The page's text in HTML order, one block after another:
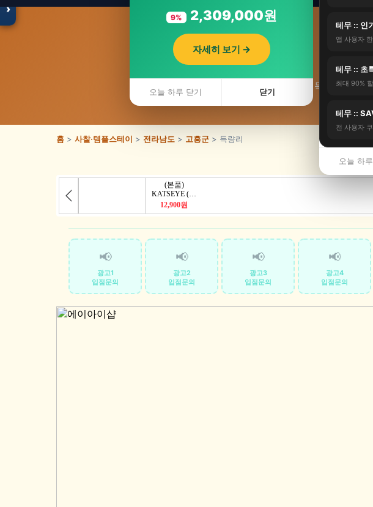
›
전라남도 고흥군 득량리 사찰
홈 > 사찰·템플스테이 > 전라남도 > 고흥군 > 득량리
📢
광고1
입점문의
📢
광고2
입점문의
📢
광고3
입점문의
📢
광고4
입점문의
테무 :: 인
앱 사용자
테무 :: 초
최대 90%
테무 ::
전 사용자
오늘 하
9% 2,309,000원
자세히 보기 →
오늘 하루 닫기 닫기